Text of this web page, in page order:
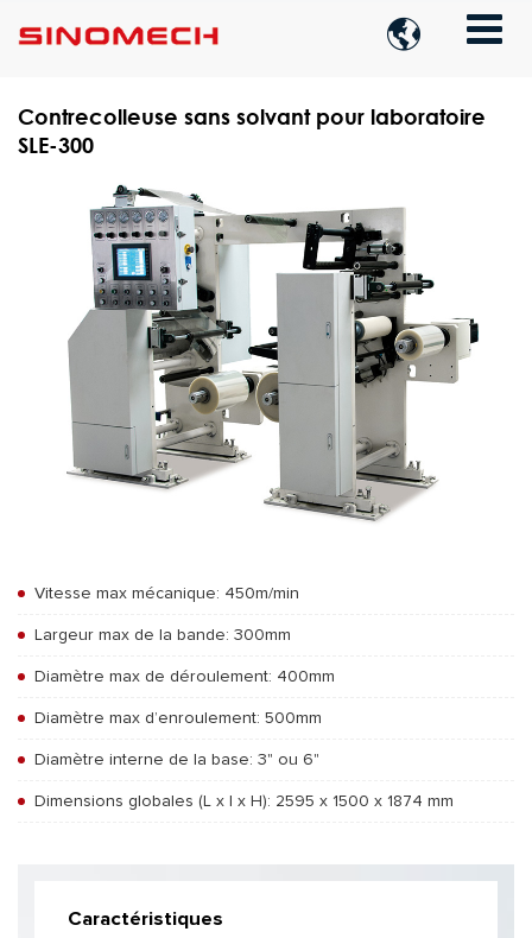

Contrecolleuse sans solvant pour laboratoire
SLE-300
Vitesse max mécanique: 450m/min
Largeur max de la bande: 300mm
Diamètre max de déroulement: 400mm
Diamètre max d’enroulement: 500mm
Diamètre interne de la base: 3" ou 6"
Dimensions globales (L x l x H): 2595 x 1500 x 1874 mm
Caractéristiques